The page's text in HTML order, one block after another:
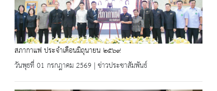
สภากาแฟ ประจำเดือนมิถุนายน ๒๕๖๙
วันพุธที่ 01 กรกฎาคม 2569 | ข่าวประชาสัมพันธ์